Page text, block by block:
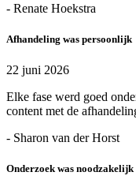
- Renate Hoekstra
Afhandeling was persoonlijk
22 juni 2026
Elke fase werd goed
content met de
- Sharon van der Horst
Onderzoek was noodzakelijk